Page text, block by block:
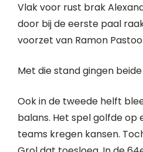
Vlak voor rust brak
door bij de eerste paal
voorzet van Ramon
Met die stand gingen
Ook in de tweede helft
balans. Het spel golfde op
teams kregen kansen.